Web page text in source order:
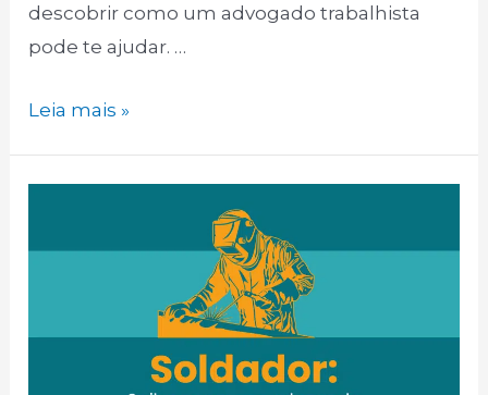
descobrir como um advogado trabalhista
pode te ajudar. …
Engenheiro
pode
Leia mais »